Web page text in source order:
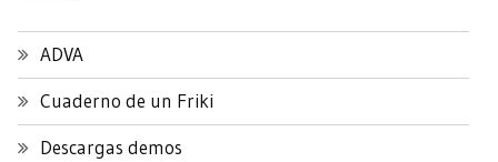
ADVA
Cuaderno de un Friki
Descargas demos